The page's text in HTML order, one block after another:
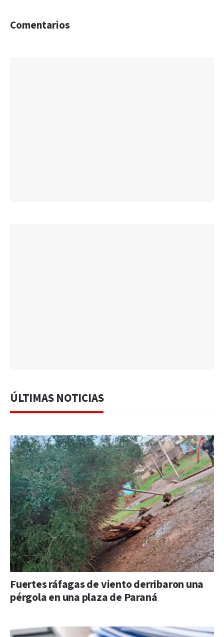
Comentarios
ÚLTIMAS NOTICIAS
Fuertes ráfagas de viento derribaron una
pérgola en una plaza de Paraná